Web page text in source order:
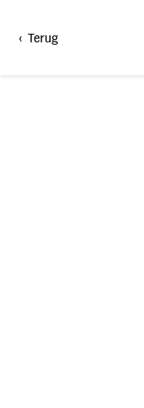
< Terug